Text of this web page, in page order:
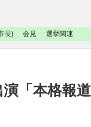
長) 会見 選挙関連
「本格報道